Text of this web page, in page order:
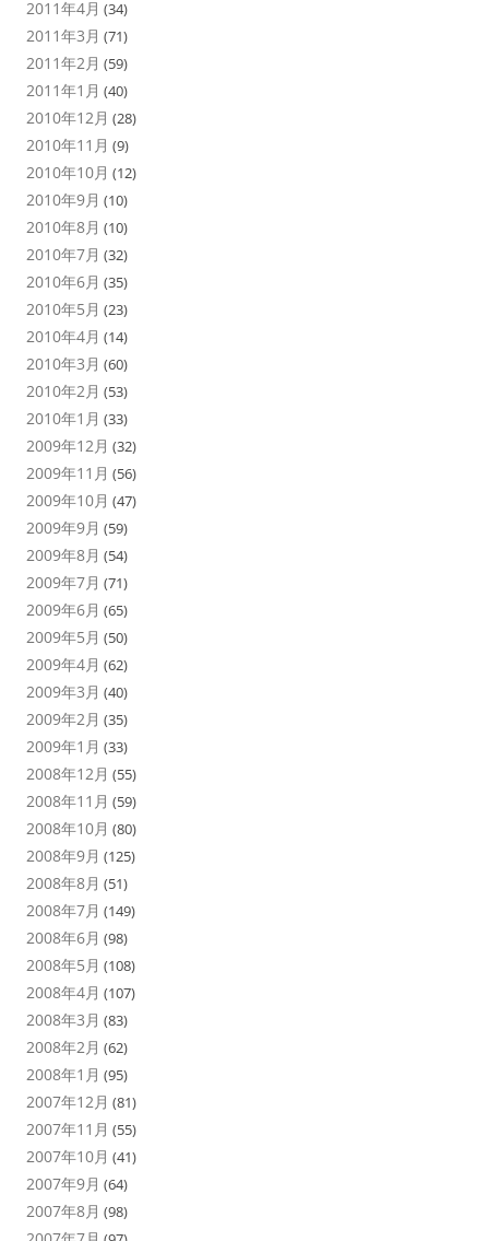
2011年4月 (34)
2011年3月 (71)
2011年2月 (59)
2011年1月 (40)
2010年12月 (28)
2010年11月 (9)
2010年10月 (12)
2010年9月 (10)
2010年8月 (10)
2010年7月 (32)
2010年6月 (35)
2010年5月 (23)
2010年4月 (14)
2010年3月 (60)
2010年2月 (53)
2010年1月 (33)
2009年12月 (32)
2009年11月 (56)
2009年10月 (47)
2009年9月 (59)
2009年8月 (54)
2009年7月 (71)
2009年6月 (65)
2009年5月 (50)
2009年4月 (62)
2009年3月 (40)
2009年2月 (35)
2009年1月 (33)
2008年12月 (55)
2008年11月 (59)
2008年10月 (80)
2008年9月 (125)
2008年8月 (51)
2008年7月 (149)
2008年6月 (98)
2008年5月 (108)
2008年4月 (107)
2008年3月 (83)
2008年2月 (62)
2008年1月 (95)
2007年12月 (81)
2007年11月 (55)
2007年10月 (41)
2007年9月 (64)
2007年8月 (98)